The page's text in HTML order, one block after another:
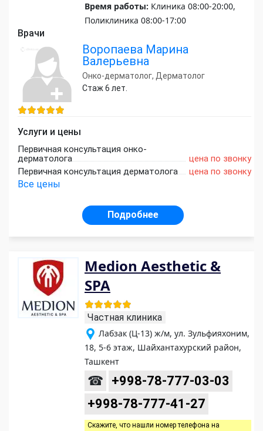
Время работы: Клиника 08:00-20:00,
Поликлиника 08:00-17:00
Врачи
Воропаева Марина
Валерьевна
Онко-дерматолог, Дерматолог
Стаж 6 лет.
Услуги и цены
Первичная консультация онко-
дерматолога
цена по звонку
Первичная консультация дерматолога
цена по звонку
Все цены
Подробнее
Medion Aesthetic &
SPA
Частная клиника
Лабзак (Ц-13) ж/м, ул. Зульфияхоним,
18, 5-6 этаж, Шайхантахурский район,
Ташкент
☎
+998-78-777-03-03
+998-78-777-41-27
Скажите, что нашли номер телефона на